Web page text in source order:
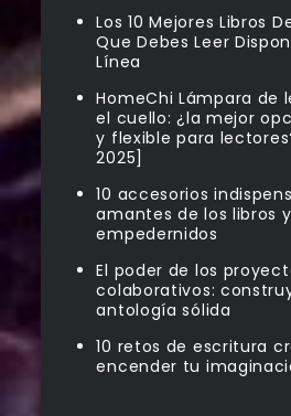
Los 10 Mejores Libros
Que Debes Leer
Línea
HomeChi Lámpara de
el cuello: ¿la mejor
y flexible para
2025]
10 accesorios
amantes de los libros
empedernidos
El poder de los
colaborativos:
antología sólida
10 retos de escritura
encender tu